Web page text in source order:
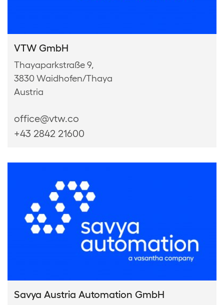
VTW GmbH
Thayaparkstraße 9,
3830 Waidhofen/Thaya
Austria
office@vtw.co
+43 2842 21600
Savya Austria Automation GmbH